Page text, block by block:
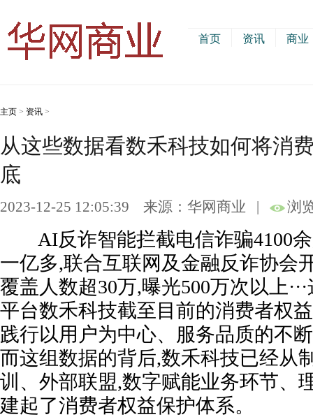
首页 资讯 商业
主页 > 资讯 >
从这些数据看数禾科技如何将消
底
2023-12-25 12:05:39 来源：华网商业 | 浏
AI反诈智能拦截电信诈骗4100余
一亿多,联合互联网及金融反诈协会
覆盖人数超30万,曝光500万次以上
平台数禾科技截至目前的消费者权
践行以用户为中心、服务品质的不
而这组数据的背后,数禾科技已经从
训、外部联盟,数字赋能业务环节、
建起了消费者权益保护体系。